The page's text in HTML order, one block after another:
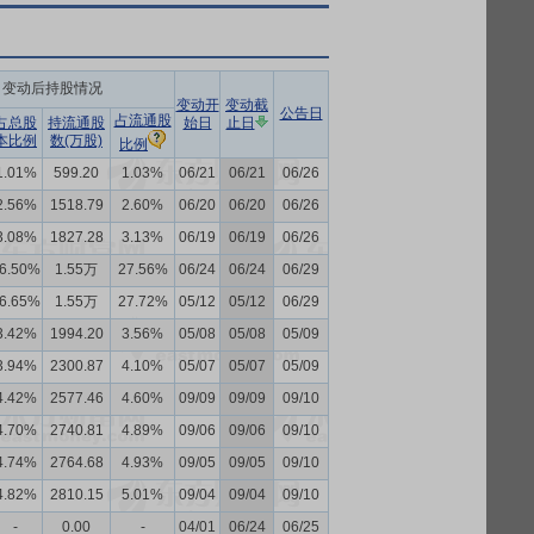
变动后持股情况
变动开
始日
变动截
止日
公告日
总股
比例
持流通股
数(万股)
占流通股
比例
599.20 1.03% 06/21 06/21
06/26
1518.79 2.60% 06/20 06/20
06/26
1827.28 3.13% 06/19 06/19
06/26
1.55万 27.56% 06/24 06/24
06/29
1.55万 27.72% 05/12 05/12
06/29
1994.20 3.56% 05/08 05/08
05/09
2300.87 4.10% 05/07 05/07
05/09
2577.46 4.60% 09/09 09/09
09/10
2740.81 4.89% 09/06 09/06
09/10
2764.68 4.93% 09/05 09/05
09/10
2810.15 5.01% 09/04 09/04
09/10
-
0.00 - 04/01 06/24 06/25